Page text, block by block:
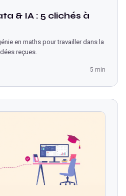
& IA : 5 clichés à
en maths pour travailler dans la
reçues.
5 min